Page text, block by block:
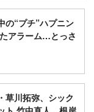
の“プチ”ハプニン
アラーム…とっさ
草川拓弥、シック